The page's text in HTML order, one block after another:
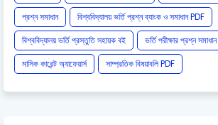
প্রশ্ন সমাধান
বিশ্ববিদ্যালয় ভর্তি প্রশ্ন ব্যাংক ও সমাধান PDF
বিশ্ববিদ্যালয় ভর্তি প্রস্তুতি সহায়ক বই
ভর্তি পরীক্ষার প্রশ্ন
মাসিক কারেন্ট অ্যাফেয়ার্স
সাম্প্রতিক বিষয়াবলি PDF